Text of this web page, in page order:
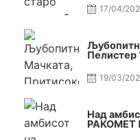
17/04/
19/03/
Над
РАКОМЕТ